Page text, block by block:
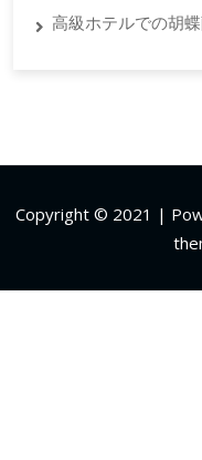
高級ホテルでの胡
Copyright © 2021 |